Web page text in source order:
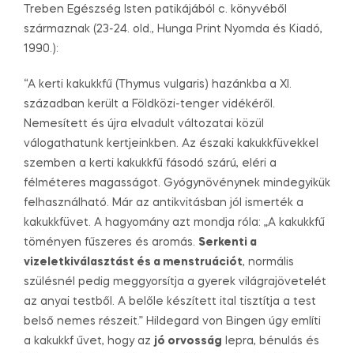
Treben Egészség Isten patikájából c. könyvéből
származnak (23-24. old., Hunga Print Nyomda és Kiadó,
1990.):
“A kerti kakukkfű (Thymus vulgaris) hazánkba a XI.
században került a Földközi-tenger vidékéről.
Nemesített és újra elvadult változatai közül
válogathatunk kertjeinkben. Az északi kakukkfüvekkel
szemben a kerti kakukkfű fásodó szárú, eléri a
félméteres magasságot. Gyógynövénynek mindegyikük
felhasználható. Már az antikvitásban jól ismerték a
kakukkfüvet. A hagyomány azt mondja róla: „A kakukkfű
töményen fűszeres és aromás. Serkenti a
vizeletkiválasztást és a menstruációt, normális
szülésnél pedig meggyorsítja a gyerek világrajövetelét
az anyai testből. A belőle készített ital tisztítja a test
belső nemes részeit.” Hildegard von Bingen úgy említi
a kakukkf űvet, hogy az jó orvosság lepra, bénulás és